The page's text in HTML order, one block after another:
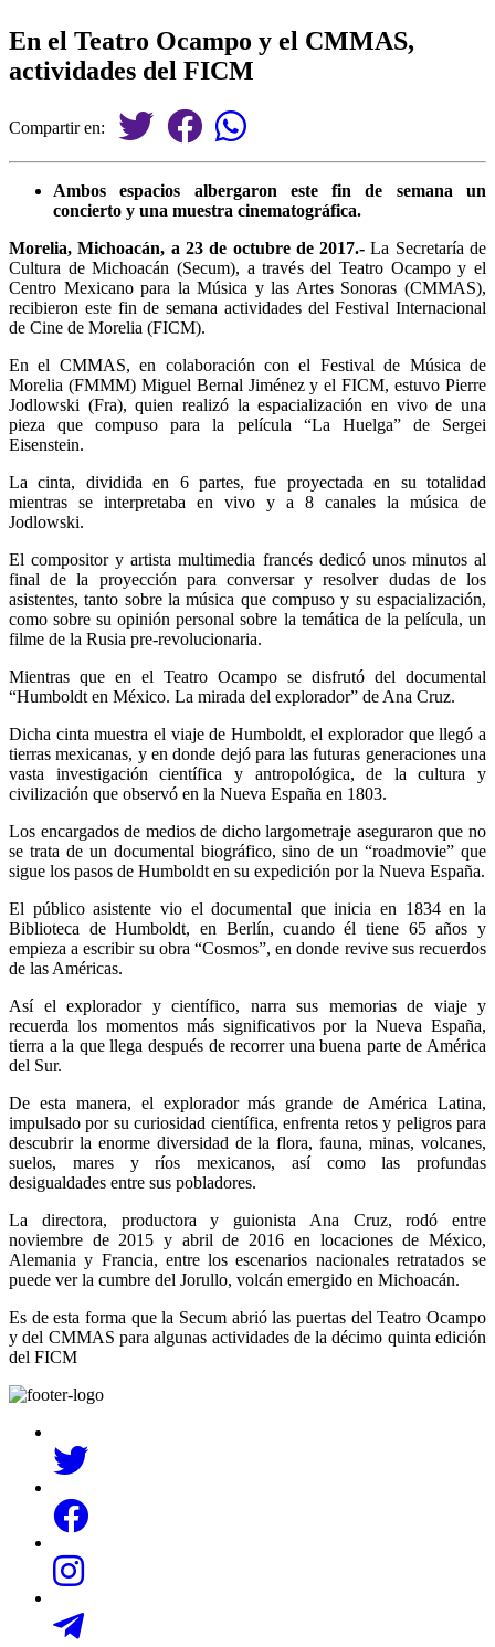
En el Teatro Ocampo y el CMMAS,
actividades del FICM
Compartir en:
Ambos espacios albergaron este fin de semana un
concierto y una muestra cinematográfica.
Morelia, Michoacán, a 23 de octubre de 2017.- La Secretaría de
Cultura de Michoacán (Secum), a través del Teatro Ocampo y el
Centro Mexicano para la Música y las Artes Sonoras (CMMAS),
recibieron este fin de semana actividades del Festival Internacional
de Cine de Morelia (FICM).
En el CMMAS, en colaboración con el Festival de Música de
Morelia (FMMM) Miguel Bernal Jiménez y el FICM, estuvo Pierre
Jodlowski (Fra), quien realizó la espacialización en vivo de una
pieza que compuso para la película “La Huelga” de Sergei
Eisenstein.
La cinta, dividida en 6 partes, fue proyectada en su totalidad
mientras se interpretaba en vivo y a 8 canales la música de
Jodlowski.
El compositor y artista multimedia francés dedicó unos minutos al
final de la proyección para conversar y resolver dudas de los
asistentes, tanto sobre la música que compuso y su espacialización,
como sobre su opinión personal sobre la temática de la película, un
filme de la Rusia pre-revolucionaria.
Mientras que en el Teatro Ocampo se disfrutó del documental
“Humboldt en México. La mirada del explorador” de Ana Cruz.
Dicha cinta muestra el viaje de Humboldt, el explorador que llegó a
tierras mexicanas, y en donde dejó para las futuras generaciones una
vasta investigación científica y antropológica, de la cultura y
civilización que observó en la Nueva España en 1803.
Los encargados de medios de dicho largometraje aseguraron que no
se trata de un documental biográfico, sino de un “roadmovie” que
sigue los pasos de Humboldt en su expedición por la Nueva España.
El público asistente vio el documental que inicia en 1834 en la
Biblioteca de Humboldt, en Berlín, cuando él tiene 65 años y
empieza a escribir su obra “Cosmos”, en donde revive sus recuerdos
de las Américas.
Así el explorador y científico, narra sus memorias de viaje y
recuerda los momentos más significativos por la Nueva España,
tierra a la que llega después de recorrer una buena parte de América
del Sur.
De esta manera, el explorador más grande de América Latina,
impulsado por su curiosidad científica, enfrenta retos y peligros para
descubrir la enorme diversidad de la flora, fauna, minas, volcanes,
suelos, mares y ríos mexicanos, así como las profundas
desigualdades entre sus pobladores.
La directora, productora y guionista Ana Cruz, rodó entre
noviembre de 2015 y abril de 2016 en locaciones de México,
Alemania y Francia, entre los escenarios nacionales retratados se
puede ver la cumbre del Jorullo, volcán emergido en Michoacán.
Es de esta forma que la Secum abrió las puertas del Teatro Ocampo
y del CMMAS para algunas actividades de la décimo quinta edición
del FICM